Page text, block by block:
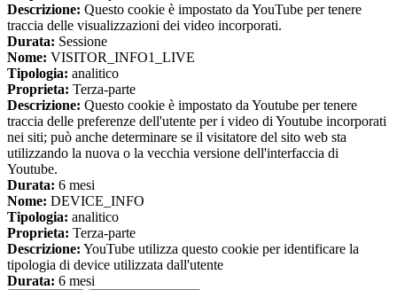
Descrizione: Questo cookie è impostato da YouTube per tenere
traccia delle visualizzazioni dei video incorporati.
Durata: Sessione
Nome: VISITOR_INFO1_LIVE
Tipologia: analitico
Proprieta: Terza-parte
Descrizione: Questo cookie è impostato da Youtube per tenere
traccia delle preferenze dell'utente per i video di Youtube incorporati
nei siti; può anche determinare se il visitatore del sito web sta
utilizzando la nuova o la vecchia versione dell'interfaccia di
Youtube.
Durata: 6 mesi
Nome: DEVICE_INFO
Tipologia: analitico
Proprieta: Terza-parte
Descrizione: YouTube utilizza questo cookie per identificare la
tipologia di device utilizzata dall'utente
Durata: 6 mesi